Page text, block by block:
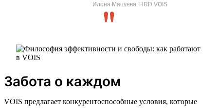
Илона Мацуева, HRD VOIS
Забота о каждом
VOIS предлагает конкурентоспособные условия, которые